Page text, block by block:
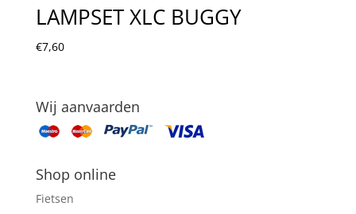
LAMPSET XLC BUGGY
€7,60
Wij aanvaarden
Shop online
Fietsen